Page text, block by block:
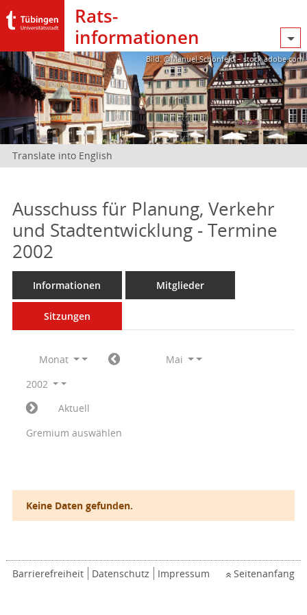
Rats­
informationen
Bild: @Manuel Schönfeld – stock.adobe.com
Translate into English
Ausschuss für Planung, Verkehr
und Stadtentwicklung - Termine
2002
Informationen Mitglieder
Sitzungen
Monat
Mai
2002
Aktuell
Gremium auswählen
Keine Daten gefunden.
Barrierefreiheit Datenschutz Impressum Seitenanfang